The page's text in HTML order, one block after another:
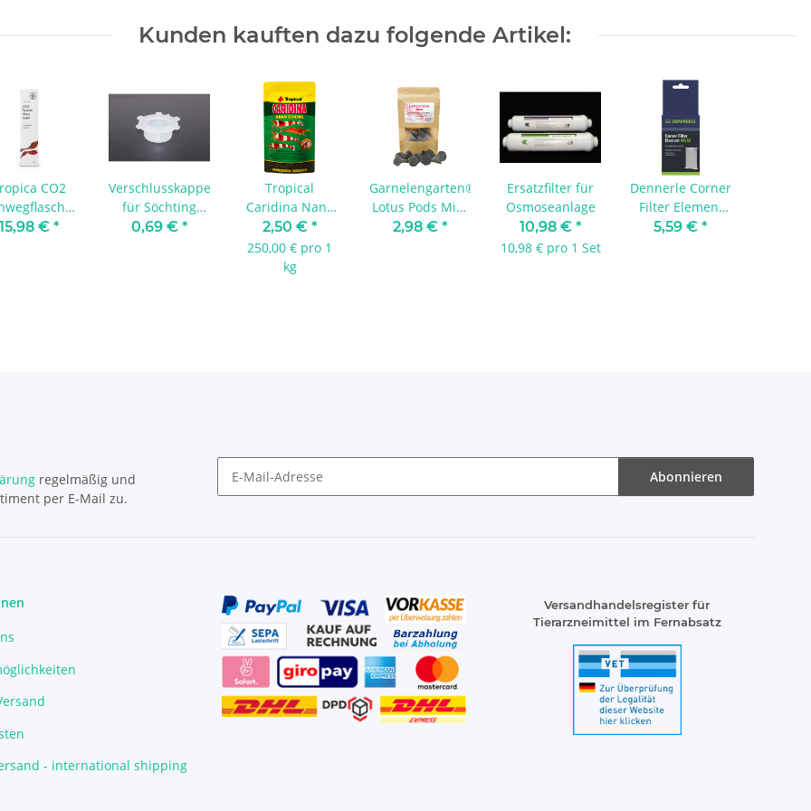
Kunden kauften dazu folgende Artikel:
CO2
95 g€ *
Verschlusskappe
für Söchting
Oxydator Mini
0,69 € *
Tropical
Caridina Nano
Sticks 10 g
2,50 € *
250,00 € pro 1
kg
Garnelengarten®
Lotus Pods Mini
| 10 St.
2,98 € *
Ersatzfilter für
Osmoseanlage
10,98 € *
10,98 € pro 1 Set
Dennerle Corner
Filter Element
40/60
5,59 € *
regelmäßig und
per E-Mail zu.
Abonnieren
- international shipping
Versandhandelsregister für
Tierarzneimittel im Fernabsatz